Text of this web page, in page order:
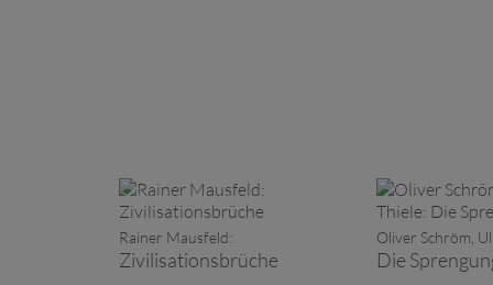
Vorbestellbar
Rainer Mausfeld:
Zivilisationsbrüche
Oliver Schröm,
Die